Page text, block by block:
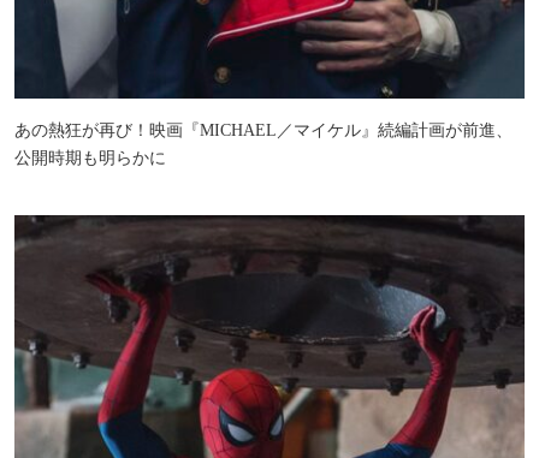
あの熱狂が再び！映画『MICHAEL／マイケル』続編計画が前進、
公開時期も明らかに